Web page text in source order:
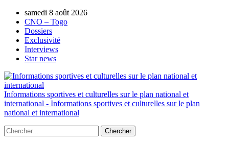
samedi 8 août 2026
CNO – Togo
Dossiers
Exclusivité
Interviews
Star news
Informations sportives et culturelles sur le plan national et
international - Informations sportives et culturelles sur le plan
national et international
AUTORISATION DE LA HAAC N°0134/